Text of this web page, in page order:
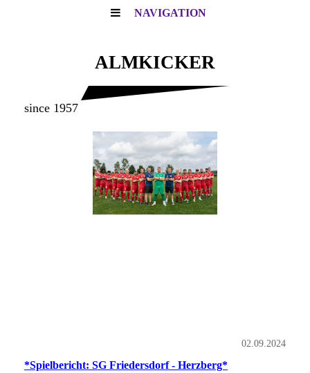
NAVIGATION
ALMKICKER
since 1957
02.09.2024
*Spielbericht: SG Friedersdorf - Herzberg*